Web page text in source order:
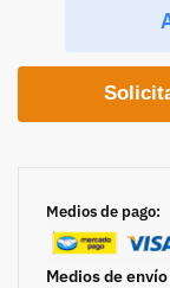
Medios de pago:
Medios de envío